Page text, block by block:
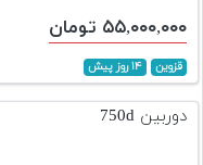
۵۵,۰۰۰,۰۰۰ تومان
قزوین ۱۴ روز پیش
دوربین 750d